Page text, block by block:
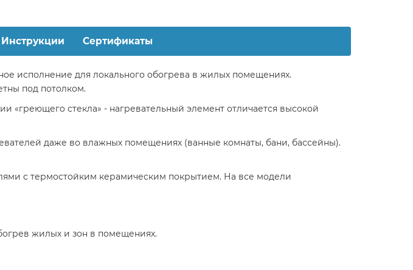
Инструкции Сертификаты
исполнение для локального обогрева в жилых помещениях.
под потолком.
«греющего стекла» - нагревательный элемент отличается высокой
даже во влажных помещениях (ванные комнаты, бани, бассейны).
с термостойким керамическим покрытием. На все модели
жилых и зон в помещениях.